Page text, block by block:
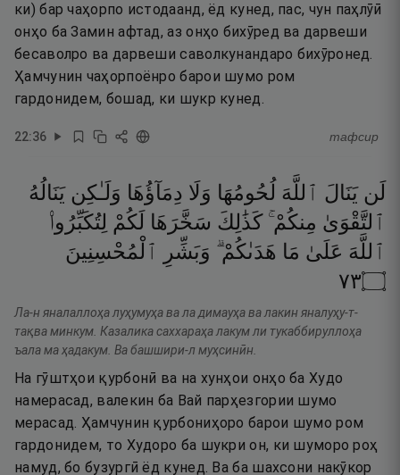
ки) бар чаҳорпо истодаанд, ёд кунед, пас, чун паҳлӯӣ
онҳо ба Замин афтад, аз онҳо бихӯред ва дарвеши
бесаволро ва дарвеши саволкунандаро бихӯронед.
Ҳамчунин чаҳорпоёнро барои шумо ром
гардонидем, бошад, ки шукр кунед.
22:36 тафсир
لَن يَنَالَ ٱللَّهَ لُحُومُهَا وَلَا دِمَآؤُهَا وَلَـٰكِن يَنَالُهُ
ٱلتَّقْوَىٰ مِنكُمْ ۚ كَذَٰلِكَ سَخَّرَهَا لَكُمْ لِتُكَبِّرُوا۟
ٱللَّهَ عَلَىٰ مَا هَدَىٰكُمْ ۗ وَبَشِّرِ
ٱلْمُحْسِنِينَ
۝٣٧
Ла-н яналаллоҳа луҳумуҳа ва ла димауҳа ва лакин яналуҳу-т-
тақва минкум. Казалика саххараҳа лакум ли тукаббируллоҳа
ъала ма ҳадакум. Ва башшири-л муҳсинӣн.
На гӯштҳои қурбонӣ ва на хунҳои онҳо ба Худо
намерасад, валекин ба Вай парҳезгории шумо
мерасад. Ҳамчунин қурбониҳоро барои шумо ром
гардонидем, то Худоро ба шукри он, ки шуморо роҳ
намуд, бо бузургӣ ёд кунед. Ва ба шахсони накӯкор